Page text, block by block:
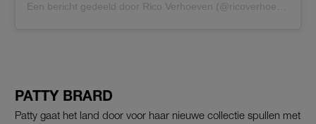
PATTY BRARD
Patty gaat het land door voor haar nieuwe collectie spullen met